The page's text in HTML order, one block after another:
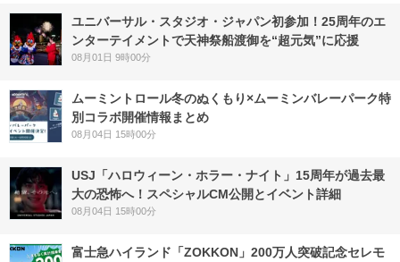
ユニバーサル・スタジオ・ジャパン初参加！25周年のエ
ンターテイメントで天神祭船渡御を“超元気”に応援
08月01日 9時00分
ムーミントロール冬のぬくもり×ムーミンバレーパーク特
別コラボ開催情報まとめ
08月04日 15時00分
USJ「ハロウィーン・ホラー・ナイト」15周年が過去最
大の恐怖へ！スペシャルCM公開とイベント詳細
08月04日 15時00分
富士急ハイランド「ZOKKON」200万人突破記念セレモ